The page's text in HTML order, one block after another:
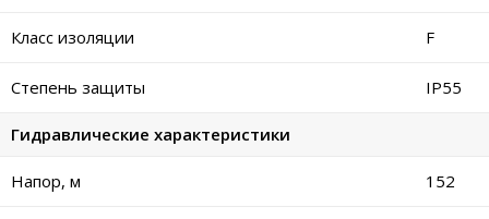
Класс изоляции F
Степень защиты IP55
Гидравлические характеристики
Напор, м 152